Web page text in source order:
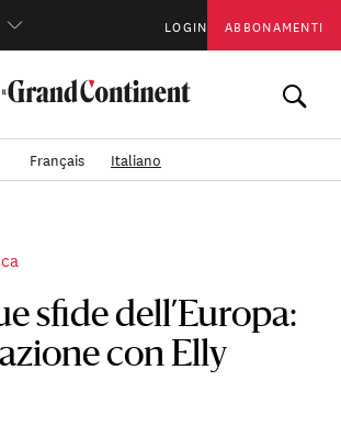
LOGIN ABBONAMENTI
Français Italiano
sfide dell’Europa:
con Elly